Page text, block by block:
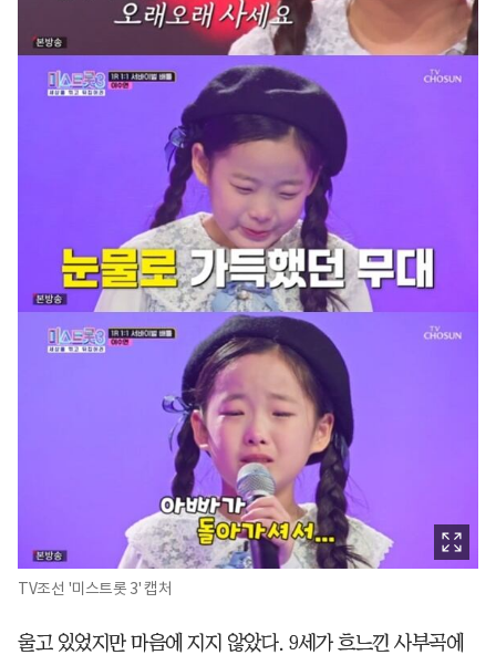
TV조선 '미스트롯 3' 캡처
울고 있었지만 마음에 지지 않았다. 9세가 흐느낀 사부곡에